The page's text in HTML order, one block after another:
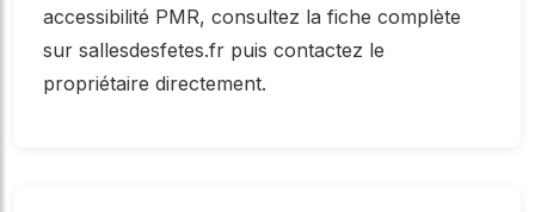
accessibilité PMR, consultez la fiche complète
sur sallesdesfetes.fr puis contactez le
propriétaire directement.